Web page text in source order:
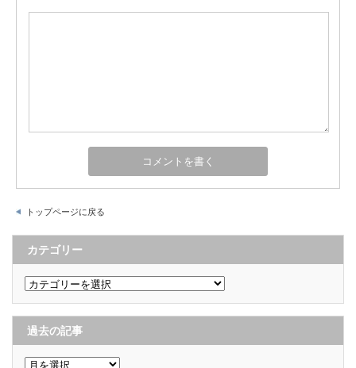
トップページに戻る
カテゴリー
カ
テ
ゴ
リ
ー
過去の記事
過